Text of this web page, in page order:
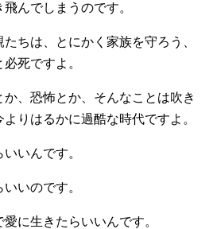
んでしまうのです。
ちは、とにかく家族を守ろう、
死ですよ。
、恐怖とか、そんなことは吹き
りはるかに過酷な時代ですよ。
いんです。
いのです。
に生きたらいいんです。